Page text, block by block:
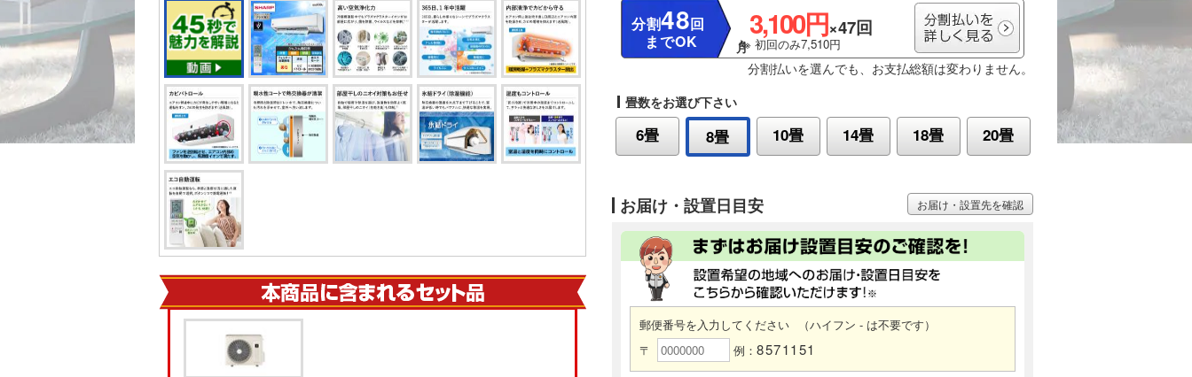
分割48回
までOK
3,100円×47回
※ 初回のみ7,510円
分割払いを選んでも、お支払総額は変わりません。
畳数をお選び下さい
6畳 8畳 10畳 14畳 18畳 20畳
お届け・設置日目安
郵便番号を入力してください
（ハイフン - は不要です）
〒
例： 8571151
お届け・設置先を確認